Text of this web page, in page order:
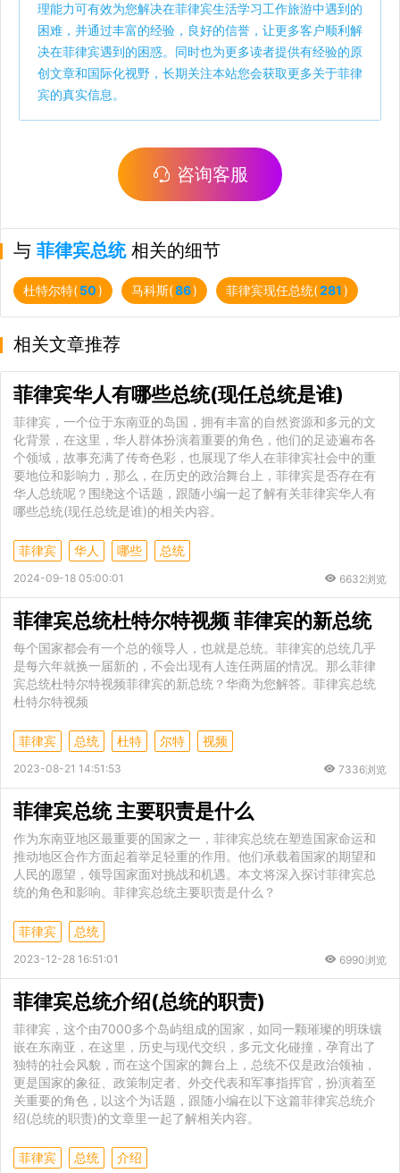
理能力可有效为您解决在菲律宾生活学习工作旅游中遇到的
困难，并通过丰富的经验，良好的信誉，让更多客户顺利解
决在菲律宾遇到的困惑。同时也为更多读者提供有经验的原
创文章和国际化视野，长期关注本站您会获取更多关于菲律
宾的真实信息。
咨询客服
与 菲律宾总统相关的细节
杜特尔特(50) 马科斯(86) 菲律宾现任总统(281)
相关文章推荐
菲律宾华人有哪些总统(现任总统是谁)
菲律宾，一个位于东南亚的岛国，拥有丰富的自然资源和多元的文
化背景，在这里，华人群体扮演着重要的角色，他们的足迹遍布各
个领域，故事充满了传奇色彩，也展现了华人在菲律宾社会中的重
要地位和影响力，那么，在历史的政治舞台上，菲律宾是否存在有
华人总统呢？围绕这个话题，跟随小编一起了解有关菲律宾华人有
哪些总统(现任总统是谁)的相关内容。
菲律宾 华人 哪些 总统
2024-09-18 05:00:01 6632浏览
菲律宾总统杜特尔特视频 菲律宾的新总统
每个国家都会有一个总的领导人，也就是总统。菲律宾的总统几乎
是每六年就换一届新的，不会出现有人连任两届的情况。那么菲律
宾总统杜特尔特视频菲律宾的新总统？华商为您解答。菲律宾总统
杜特尔特视频
菲律宾 总统 杜特 尔特 视频
2023-08-21 14:51:53 7336浏览
菲律宾总统 主要职责是什么
作为东南亚地区最重要的国家之一，菲律宾总统在塑造国家命运和
推动地区合作方面起着举足轻重的作用。他们承载着国家的期望和
人民的愿望，领导国家面对挑战和机遇。本文将深入探讨菲律宾总
统的角色和影响。菲律宾总统主要职责是什么？
菲律宾 总统
2023-12-28 16:51:01 6990浏览
菲律宾总统介绍(总统的职责)
菲律宾，这个由7000多个岛屿组成的国家，如同一颗璀璨的明珠镶
嵌在东南亚，在这里，历史与现代交织，多元文化碰撞，孕育出了
独特的社会风貌，而在这个国家的舞台上，总统不仅是政治领袖，
更是国家的象征、政策制定者、外交代表和军事指挥官，扮演着至
关重要的角色，以这个为话题，跟随小编在以下这篇菲律宾总统介
绍(总统的职责)的文章里一起了解相关内容。
菲律宾 总统 介绍